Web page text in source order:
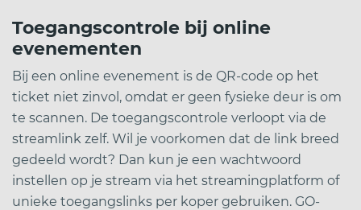
Toegangscontrole bij online
evenementen
Bij een online evenement is de QR-code op het
ticket niet zinvol, omdat er geen fysieke deur is om
te scannen. De toegangscontrole verloopt via de
streamlink zelf. Wil je voorkomen dat de link breed
gedeeld wordt? Dan kun je een wachtwoord
instellen op je stream via het streamingplatform of
unieke toegangslinks per koper gebruiken. GO-